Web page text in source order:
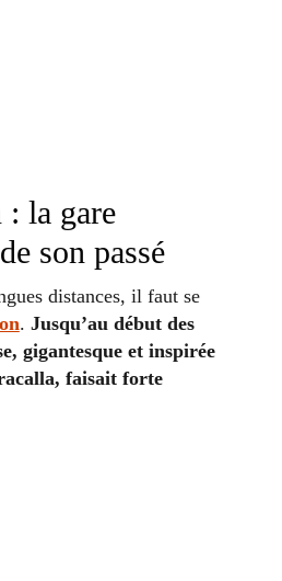
: la gare
son passé
distances, il faut se
. Jusqu’au début des
gigantesque et inspirée
faisait forte